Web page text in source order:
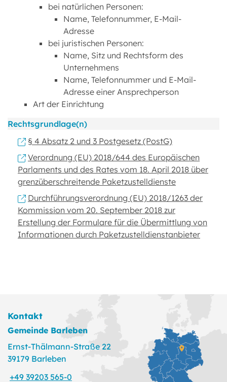
bei natürlichen Personen:
Name, Telefonnummer, E-Mail-
Adresse
bei juristischen Personen:
Name, Sitz und Rechtsform des
Unternehmens
Name, Telefonnummer und E-Mail-
Adresse einer Ansprechperson
Art der Einrichtung
Rechtsgrundlage(n)
§ 4 Absatz 2 und 3 Postgesetz (PostG)
Verordnung (EU) 2018/644 des Europäischen
Parlaments und des Rates vom 18. April 2018 über
grenzüberschreitende Paketzustelldienste
Durchführungsverordnung (EU) 2018/1263 der
Kommission vom 20. September 2018 zur
Erstellung der Formulare für die Übermittlung von
Informationen durch Paketzustelldienstanbieter
Kontakt
Gemeinde Barleben
Ernst-Thälmann-Straße 22
39179 Barleben
+49 39203 565-0